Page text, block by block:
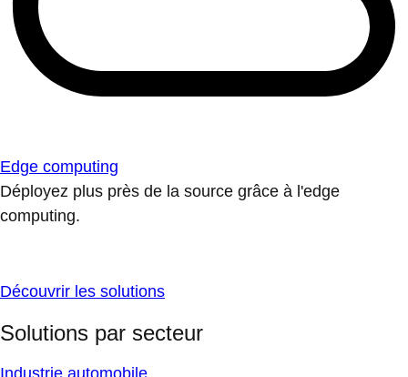
Edge computing
Déployez plus près de la source grâce à l'edge
computing.
Découvrir les solutions
Solutions par secteur
Industrie automobile